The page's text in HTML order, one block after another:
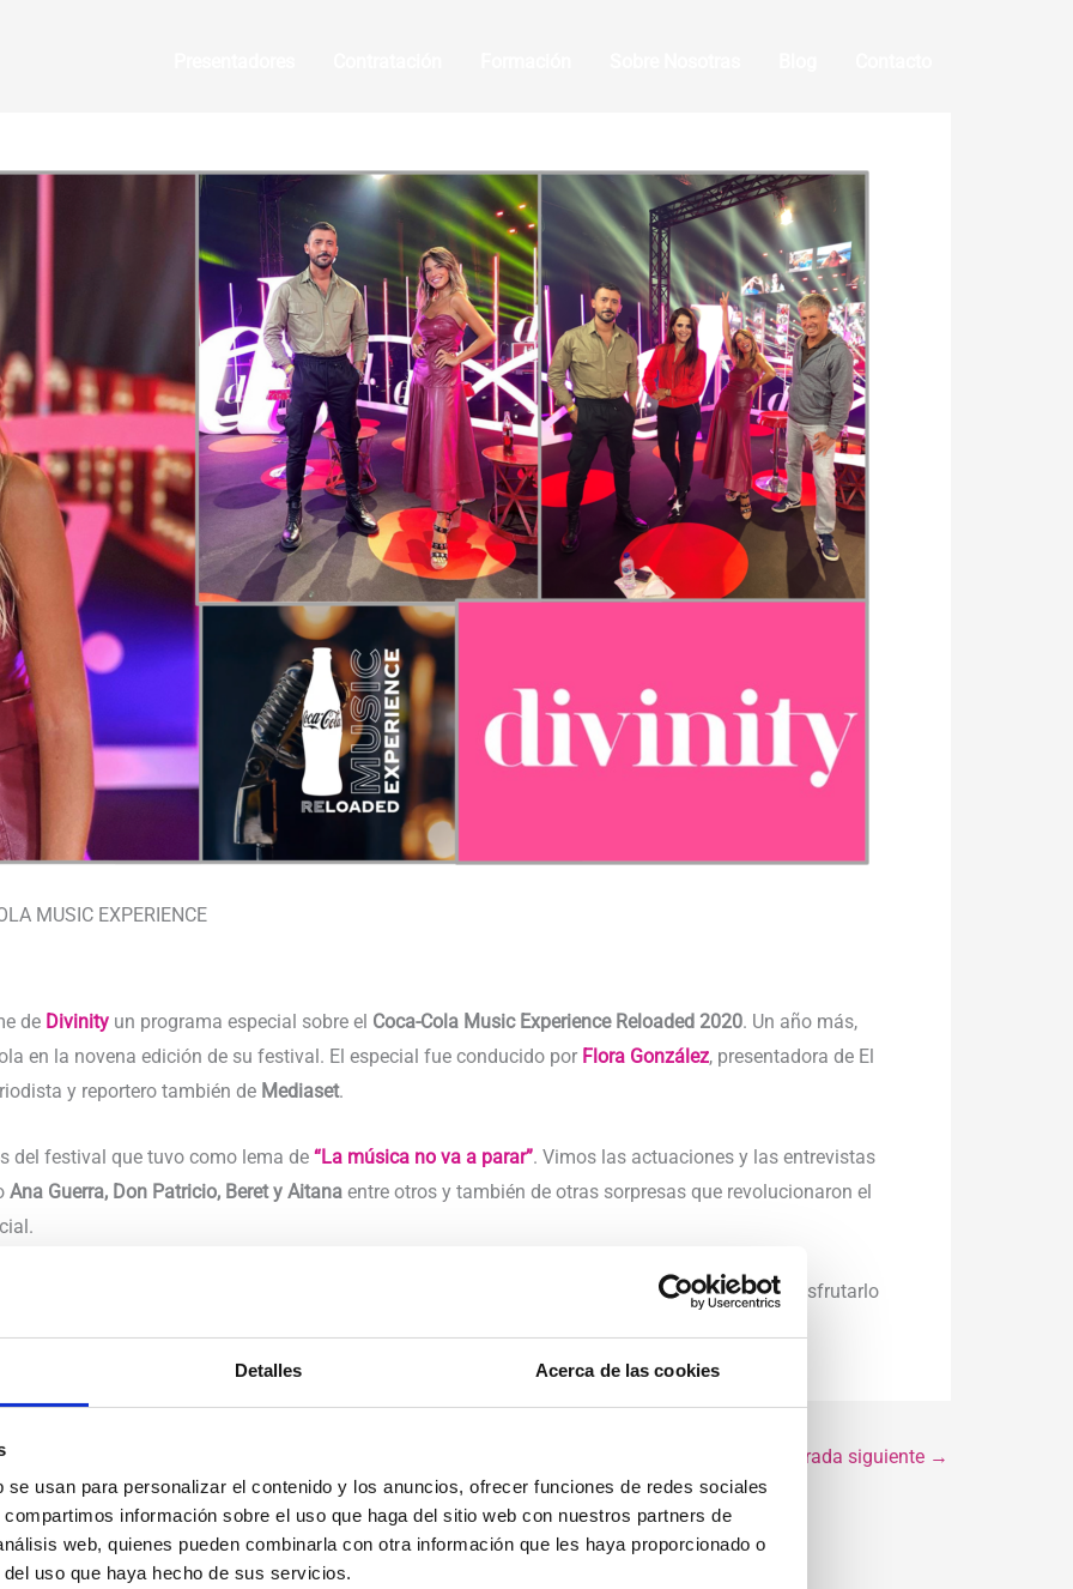
Detalles Acerca de las cookies
usan para personalizar el contenido y los anuncios, ofrecer funciones de redes sociales
información sobre el uso que haga del sitio web con nuestros partners de
web, quienes pueden combinarla con otra información que les haya proporcionado o
uso que haya hecho de sus servicios.
MUSIC EXPERIENCE
de Divinity un programa especial sobre el Coca-Cola Music Experience Reloaded 2020. Un año más,
en la novena edición de su festival. El especial fue conducido por Flora González, presentadora de El
y reportero también de Mediaset.
del festival que tuvo como lema de “La música no va a parar”. Vimos las actuaciones y las entrevistas
Ana Guerra, Don Patricio, Beret y Aitana entre otros y también de otras sorpresas que revolucionaron el
festival se celebró sin público. Pero ningún virus puede parar a la música así que pudimos disfrutarlo
Entrada siguiente →